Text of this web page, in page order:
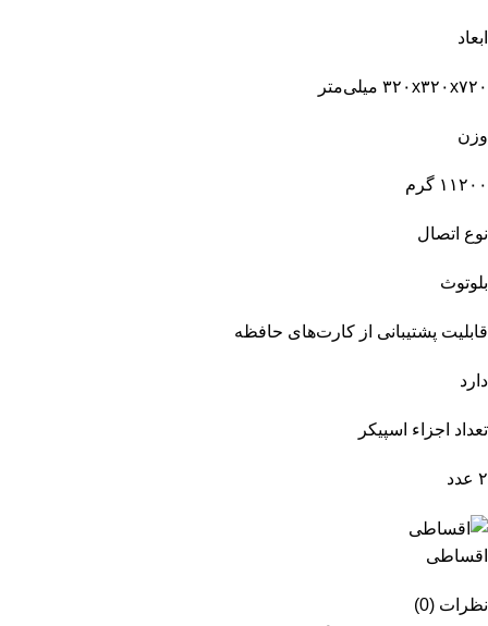
ابعاد
۳۲۰x۳۲۰x۷۲۰ میلی‌متر
وزن
۱۱۲۰۰ گرم
نوع اتصال
بلوتوث
قابلیت پشتیبانی از کارت‌های حافظه
دارد
تعداد اجزاء اسپیکر
۲ عدد
اقساطی
نظرات (0)